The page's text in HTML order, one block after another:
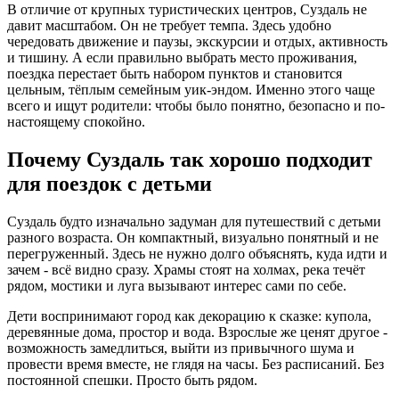
В отличие от крупных туристических центров, Суздаль не
давит масштабом. Он не требует темпа. Здесь удобно
чередовать движение и паузы, экскурсии и отдых, активность
и тишину. А если правильно выбрать место проживания,
поездка перестает быть набором пунктов и становится
цельным, тёплым семейным уик-эндом. Именно этого чаще
всего и ищут родители: чтобы было понятно, безопасно и по-
настоящему спокойно.
Почему Суздаль так хорошо подходит
для поездок с детьми
Суздаль будто изначально задуман для путешествий с детьми
разного возраста. Он компактный, визуально понятный и не
перегруженный. Здесь не нужно долго объяснять, куда идти и
зачем - всё видно сразу. Храмы стоят на холмах, река течёт
рядом, мостики и луга вызывают интерес сами по себе.
Дети воспринимают город как декорацию к сказке: купола,
деревянные дома, простор и вода. Взрослые же ценят другое -
возможность замедлиться, выйти из привычного шума и
провести время вместе, не глядя на часы. Без расписаний. Без
постоянной спешки. Просто быть рядом.